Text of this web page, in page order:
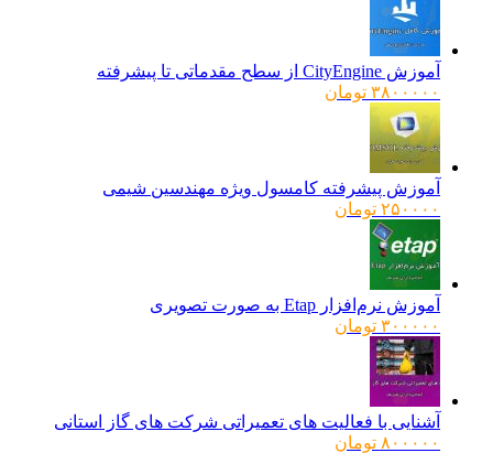
آموزش CityEngine از سطح مقدماتی تا پیشرفته
۳۸۰۰۰۰۰ تومان
آموزش پیشرفته کامسول ویژه مهندسین شیمی
۲۵۰۰۰۰ تومان
آموزش نرم‌افزار Etap به صورت تصویری
۳۰۰۰۰۰ تومان
آشنایی با فعالیت های تعمیراتی شرکت های گاز استانی
۸۰۰۰۰۰ تومان